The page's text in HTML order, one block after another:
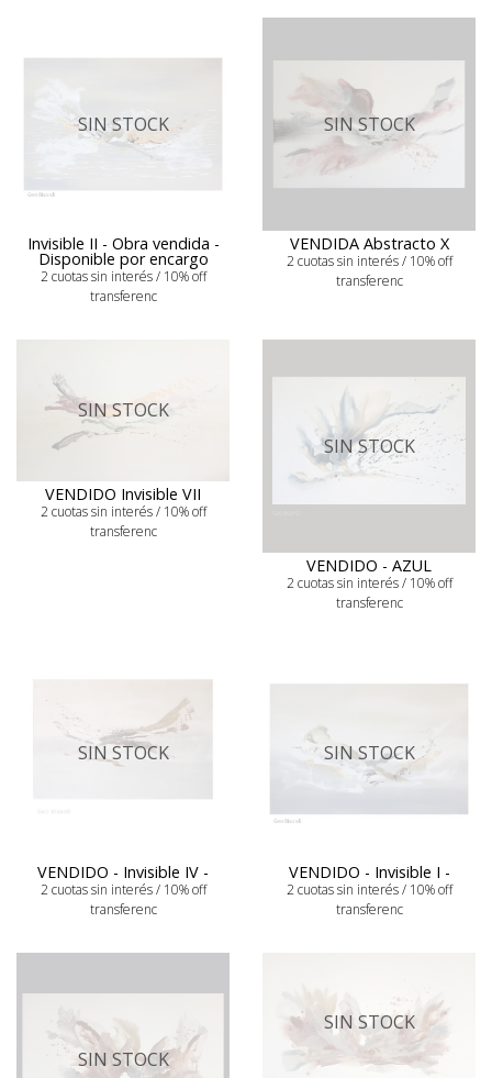
SIN STOCK
Invisible II - Obra vendida -
Disponible por encargo
2 cuotas sin interés / 10% off
transferenc
SIN STOCK
VENDIDA Abstracto X
2 cuotas sin interés / 10% off
transferenc
SIN STOCK
VENDIDO Invisible VII
2 cuotas sin interés / 10% off
transferenc
SIN STOCK
VENDIDO - AZUL
2 cuotas sin interés / 10% off
transferenc
SIN STOCK
VENDIDO - Invisible IV -
2 cuotas sin interés / 10% off
transferenc
SIN STOCK
VENDIDO - Invisible I -
2 cuotas sin interés / 10% off
transferenc
SIN STOCK
SIN STOCK